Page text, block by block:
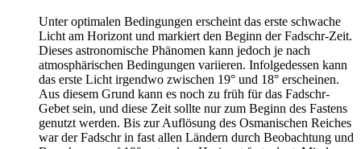
Unter optimalen Bedingungen erscheint das erste schwache
Licht am Horizont und markiert den Beginn der Fadschr-Zeit.
Dieses astronomische Phänomen kann jedoch je nach
atmosphärischen Bedingungen variieren. Infolgedessen kann
das erste Licht irgendwo zwischen 19° und 18° erscheinen.
Aus diesem Grund kann es noch zu früh für das Fadschr-
Gebet sein, und diese Zeit sollte nur zum Beginn des Fastens
genutzt werden. Bis zur Auflösung des Osmanischen Reiches
war der Fadschr in fast allen Ländern durch Beobachtung und